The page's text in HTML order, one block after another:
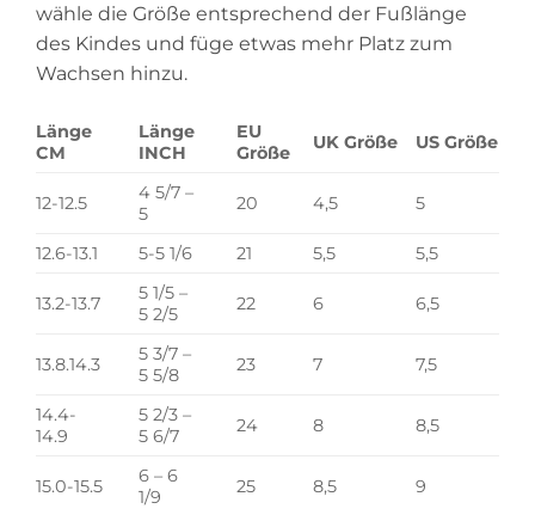
wähle die Größe entsprechend der Fußlänge
des Kindes und füge etwas mehr Platz zum
Wachsen hinzu.
Länge
CM
Länge
INCH
EU
Größe
UK Größe US Größe
12-12.5
4 5/7 –
5
20 4,5 5
12.6-13.1 5-5 1/6 21 5,5 5,5
13.2-13.7
5 1/5 –
5 2/5
22 6 6,5
13.8.14.3
5 3/7 –
5 5/8
23 7 7,5
14.4-
14.9
5 2/3 –
5 6/7
24 8 8,5
15.0-15.5
6 – 6
1/9
25 8,5 9